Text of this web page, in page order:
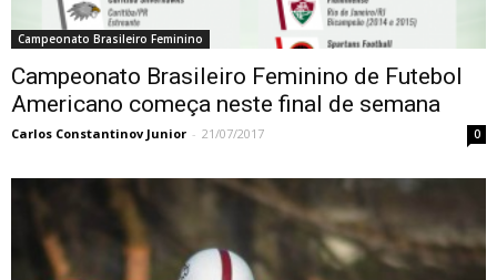
Campeonato Brasileiro Feminino
Campeonato Brasileiro Feminino de Futebol
Americano começa neste final de semana
Carlos Constantinov Junior - 21/07/2017 0